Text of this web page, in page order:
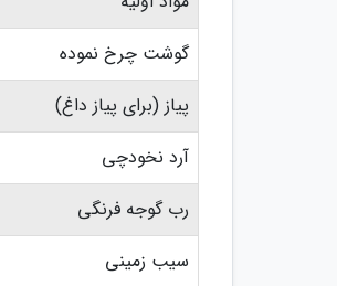
گوشت چرخ نموده
پیاز (برای پیاز داغ)
آرد نخودچی
رب گوجه فرنگی
سیب زمینی